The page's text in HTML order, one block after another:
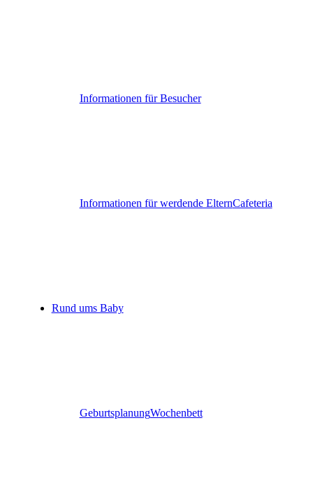
Informationen für Besucher
Informationen für werdende ElternCafeteria
Rund ums Baby
GeburtsplanungWochenbett